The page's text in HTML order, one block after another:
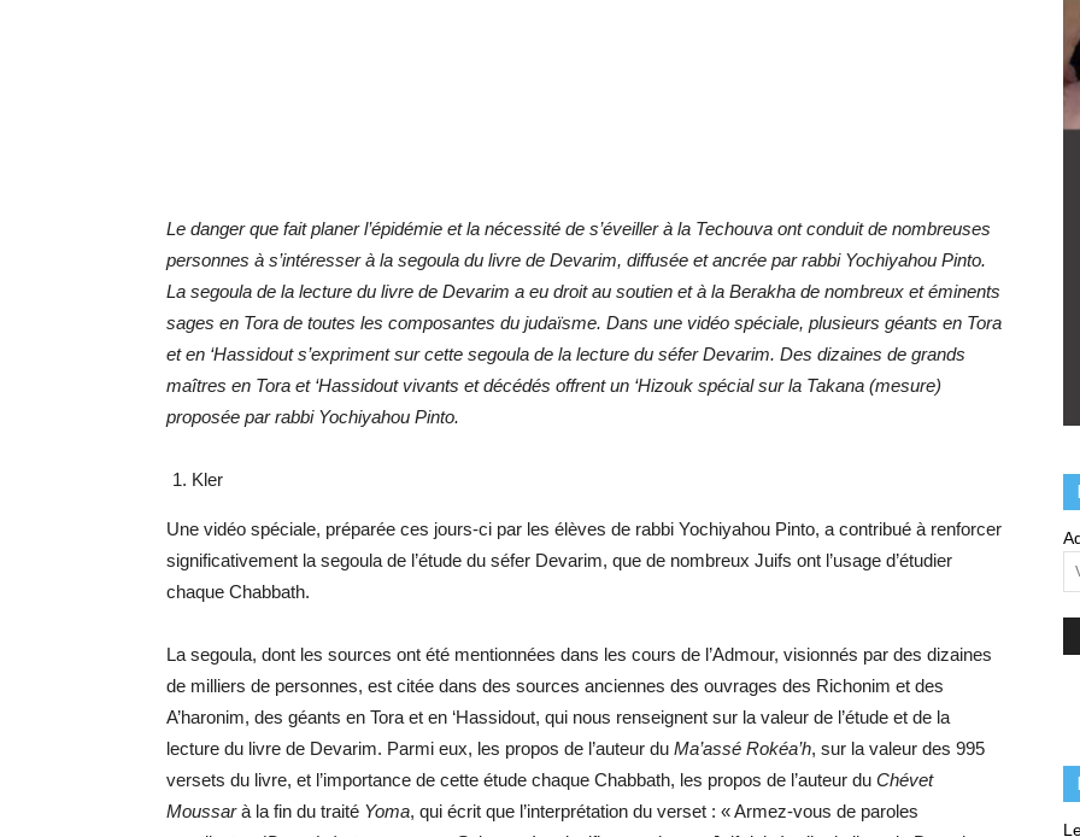
Le danger que fait planer l’épidémie et la nécessité de s’éveiller à la Techouva ont conduit de nombreuses
personnes à s’intéresser à la segoula du livre de Devarim, diffusée et ancrée par rabbi Yochiyahou Pinto.
La segoula de la lecture du livre de Devarim a eu droit au soutien et à la Berakha de nombreux et éminents
sages en Tora de toutes les composantes du judaïsme. Dans une vidéo spéciale, plusieurs géants en Tora
et en ‘Hassidout s’expriment sur cette segoula de la lecture du séfer Devarim. Des dizaines de grands
maîtres en Tora et ‘Hassidout vivants et décédés offrent un ‘Hizouk spécial sur la Takana (mesure)
proposée par rabbi Yochiyahou Pinto.
Kler
Une vidéo spéciale, préparée ces jours-ci par les élèves de rabbi Yochiyahou Pinto, a contribué à renforcer
significativement la segoula de l’étude du séfer Devarim, que de nombreux Juifs ont l’usage d’étudier
chaque Chabbath.
La segoula, dont les sources ont été mentionnées dans les cours de l’Admour, visionnés par des dizaines
de milliers de personnes, est citée dans des sources anciennes des ouvrages des Richonim et des
A’haronim, des géants en Tora et en ‘Hassidout, qui nous renseignent sur la valeur de l’étude et de la
lecture du livre de Devarim. Parmi eux, les propos de l’auteur du Ma’assé Rokéa’h, sur la valeur des 995
versets du livre, et l’importance de cette étude chaque Chabbath, les propos de l’auteur du Chévet
Moussarà la fin du traité Yoma, qui écrit que l’interprétation du verset : « Armez-vous de paroles